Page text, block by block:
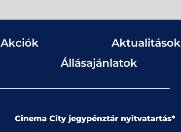
Akciók
Aktualitások
Állásajánlatok
Cinema City jegypénztár nyitvatartás*